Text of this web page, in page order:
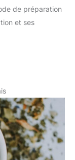
de préparation
et ses